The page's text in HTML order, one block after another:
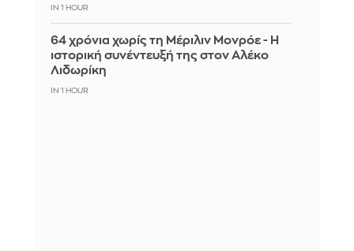
IN 1 HOUR
64 χρόνια χωρίς τη Μέριλιν Μονρόε - Η
ιστορική συνέντευξή της στον Αλέκο
Λιδωρίκη
IN 1 HOUR